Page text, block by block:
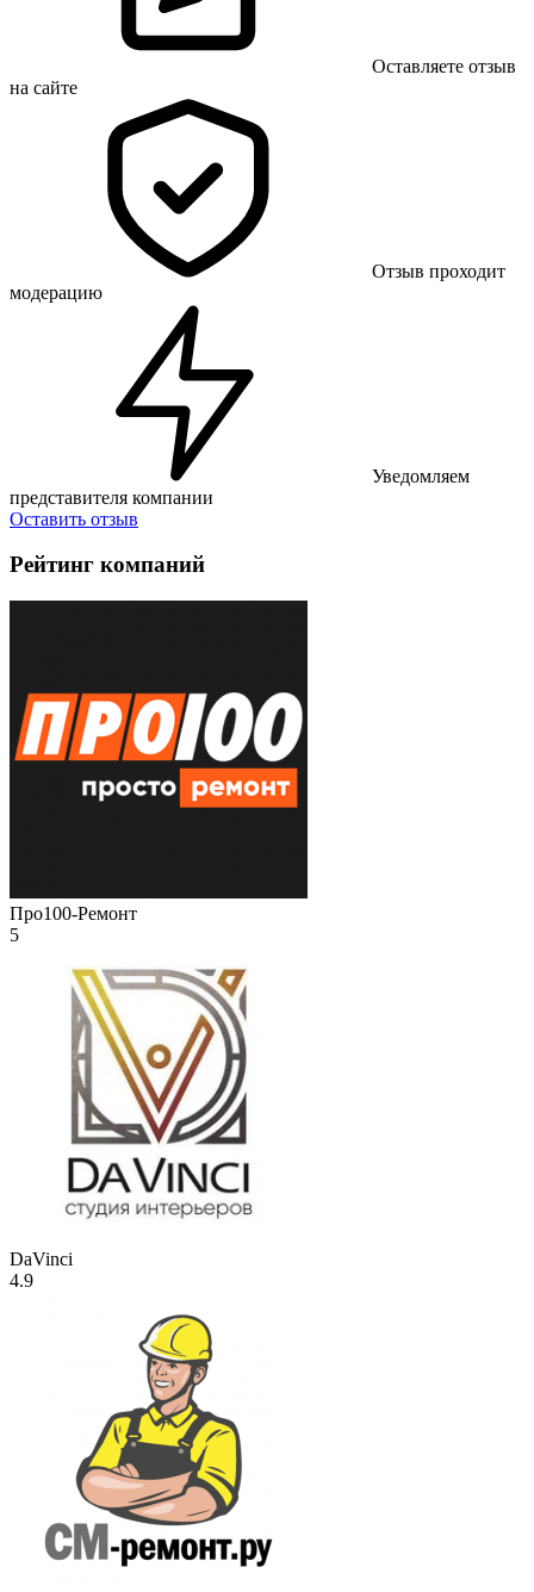
Оставляете отзыв
на сайте
Отзыв проходит
модерацию
Уведомляем
представителя компании
Оставить отзыв
Рейтинг компаний
Про100-Ремонт
5
DaVinci
4.9